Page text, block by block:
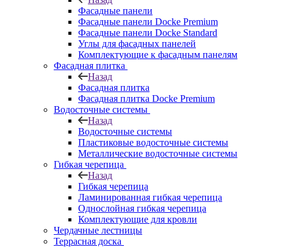
Фасадные панели
Фасадные панели Docke Premium
Фасадные панели Docke Standard
Углы для фасадных панелей
Комплектующие к фасадным панелям
Фасадная плитка
Назад
Фасадная плитка
Фасадная плитка Docke Premium
Водосточные системы
Назад
Водосточные системы
Пластиковые водосточные системы
Металлические водосточные системы
Гибкая черепица
Назад
Гибкая черепица
Ламинированная гибкая черепица
Однослойная гибкая черепица
Комплектующие для кровли
Чердачные лестницы
Террасная доска